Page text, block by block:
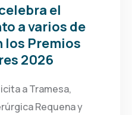
el
a varios de
los Premios
2026
a Tramesa,
Requena y